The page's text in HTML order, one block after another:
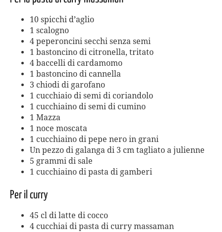
10 spicchi d’aglio
1 scalogno
4 peperoncini secchi senza semi
1 bastoncino di citronella, tritato
4 baccelli di cardamomo
1 bastoncino di cannella
3 chiodi di garofano
1 cucchiaio di semi di coriandolo
1 cucchiaino di semi di cumino
1 Mazza
1 noce moscata
1 cucchiaino di pepe nero in grani
Un pezzo di galanga di 3 cm tagliato a julienne
5 grammi di sale
1 cucchiaino di pasta di gamberi
Per il curry
45 cl di latte di cocco
4 cucchiai di pasta di curry massaman